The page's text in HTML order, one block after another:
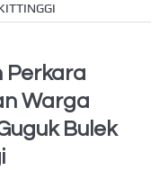
Perkara
Warga
Bulek